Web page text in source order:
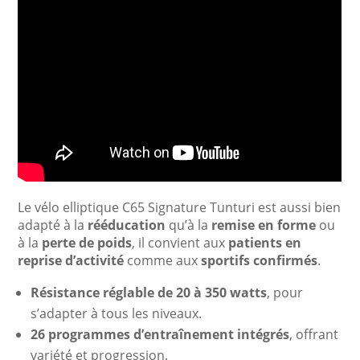
Le vélo elliptique C65 Signature Tunturi est aussi bien
adapté à la rééducation qu’à la remise en forme ou
à la perte de poids, il convient aux patients en
reprise d’activité comme auxsportifs confirmés.
Résistance réglable de 20 à 350 watts, pour
s’adapter à tous les niveaux.
26 programmes d’entraînement intégrés, offrant
variété et progression.